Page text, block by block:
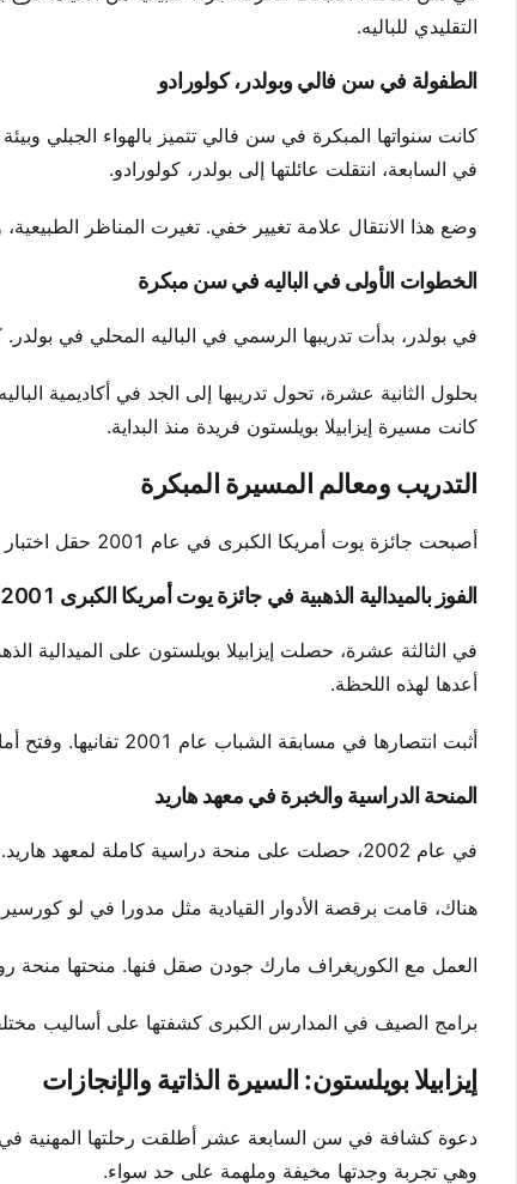
التقليدي للباليه.
الطفولة في سن فالي وبولدر، كولورادو
كانت سنواتها المبكرة في سن فالي تتميز بالهواء الجبلي
في السابعة، انتقلت عائلتها إلى بولدر، كولورادو.
وضع هذا الانتقال علامة تغيير خفي. تغيرت المناظر
الخطوات الأولى في الباليه في سن مبكرة
في بولدر، بدأت تدريبها الرسمي في الباليه المحلي في
بحلول الثانية عشرة، تحول تدريبها إلى الجد في أكاديمية
كانت مسيرة إيزابيلا بويلستون فريدة منذ البداية.
التدريب ومعالم المسيرة المبكرة
أصبحت جائزة يوت أمريكا الكبرى في عام 2001 حقل اختبار لها في مانهاتن. أظهرت هذه المسابقة أميز الراقصين الشباب في العالم.
الفوز بالميدالية الذهبية في جائزة يوت أمريكا الكبرى 2001
في الثالثة عشرة، حصلت إيزابيلا بويلستون على الميدالية
أعدها لهذه اللحظة.
أثبت انتصارها في مسابقة الشباب عام 2001 تفانيها. وفتح أمامها أبوابًا احترافية لم تكن تعرف بوجودها.
المنحة الدراسية والخبرة في معهد هاريد
في عام 2002، حصلت على منحة دراسية كاملة لمعهد هاريد. جعلت هذه المدرسة الداخلية في فلوريدا الباليه هو المحور الرئيسي للتعليم.
هناك، قامت برقصة الأدوار القيادية مثل مدورا في لو
العمل مع الكوريغراف مارك جودن صقل فنها. منحتها منحة روجر في عام 2004 اعترافًا
برامج الصيف في المدارس الكبرى كشفتها على أساليب
إيزابيلا بويلستون: السيرة الذاتية والإنجازات
دعوة كشافة في سن السابعة عشر أطلقت رحلتها المهنية في
وهي تجربة وجدتها مخيفة وملهمة على حد سواء.